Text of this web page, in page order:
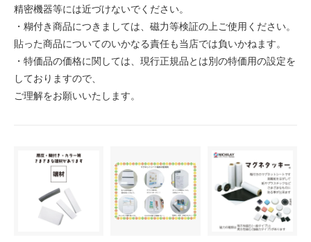
精密機器等には近づけないでください。
・糊付き商品につきましては、磁力等検証の上ご使用ください。
貼った商品についてのいかなる責任も当店では負いかねます。
・特価品の価格に関しては、現行正規品とは別の特価用の設定を
しておりますので、
ご理解をお願いいたします。